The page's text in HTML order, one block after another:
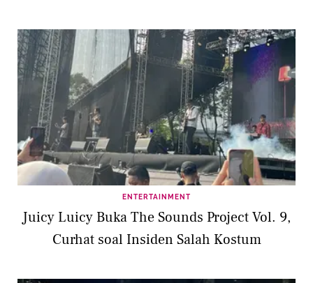
ENTERTAINMENT
Juicy Luicy Buka The Sounds Project Vol. 9,
Curhat soal Insiden Salah Kostum